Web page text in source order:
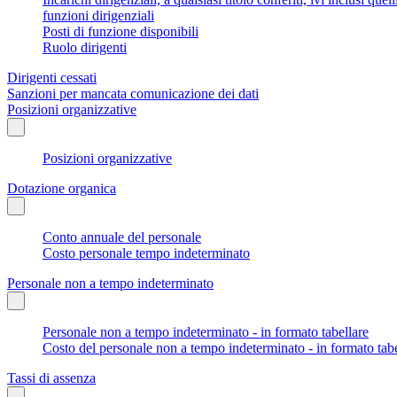
funzioni dirigenziali
Posti di funzione disponibili
Ruolo dirigenti
Dirigenti cessati
Sanzioni per mancata comunicazione dei dati
Posizioni organizzative
Posizioni organizzative
Dotazione organica
Conto annuale del personale
Costo personale tempo indeterminato
Personale non a tempo indeterminato
Personale non a tempo indeterminato - in formato tabellare
Costo del personale non a tempo indeterminato - in formato
Tassi di assenza